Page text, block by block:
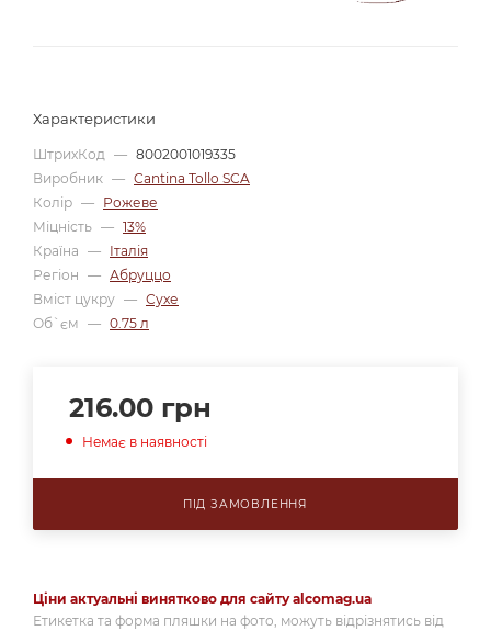
Характеристики
ШтрихКод — 8002001019335
Виробник — Cantina Tollo SCA
Колір — Рожеве
Міцність — 13%
Країна — Італія
Регіон — Абруццо
Вміст цукру — Сухе
Об`єм — 0.75 л
216.00 грн
Немає в наявності
ПІД ЗАМОВЛЕННЯ
Ціни актуальні винятково для сайту alcomag.ua
Етикетка та форма пляшки на фото, можуть відрізнятись від